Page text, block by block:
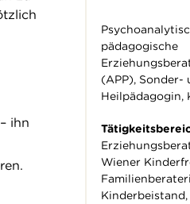
ihn
pädagogische
(APP), Sonder-
Heilpädagogin,
Wiener
Kinderbeistand,